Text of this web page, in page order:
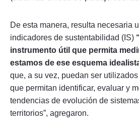
De esta manera, resulta necesaria
indicadores de sustentabilidad (IS)
instrumento útil que permita
estamos de ese esquema
que, a su vez, puedan ser
que permitan identificar, evaluar y
tendencias de evolución de
territorios”, agregaron.